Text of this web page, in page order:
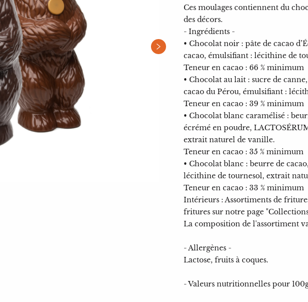
Ces moulages contiennent du
des décors.
- Ingrédients -
• Chocolat noir : pâte de cacao
cacao, émulsifiant : lécithine de
Teneur en cacao : 66 % minimum
• Chocolat au lait : sucre de
cacao du Pérou, émulsifiant :
Teneur en cacao : 39 % minimum
• Chocolat blanc caramélisé :
écrémé en poudre,
extrait naturel de vanille.
Teneur en cacao : 35 % minimum
• Chocolat blanc : beurre de
lécithine de tournesol, extrait
Teneur en cacao : 33 % minimum
Intérieurs : Assortiments de
fritures sur notre page
La composition de l'assortiment
- Allergènes -
Lactose, fruits à coques.
- Valeurs nutritionnelles pour